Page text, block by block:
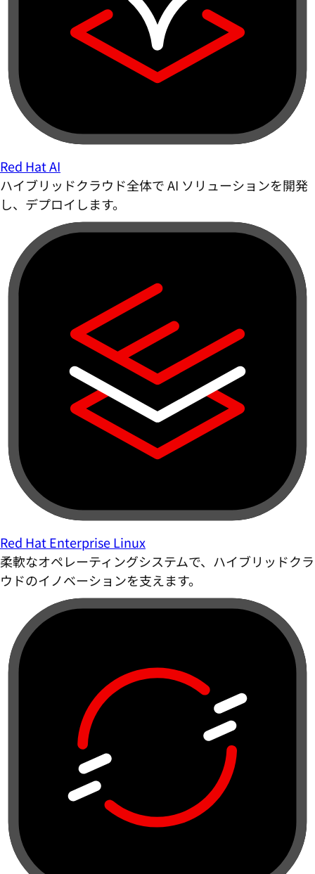
Red Hat AI
ハイブリッドクラウド全体で AI ソリューションを開発
し、デプロイします。
Red Hat Enterprise Linux
柔軟なオペレーティングシステムで、ハイブリッドクラ
ウドのイノベーションを支えます。